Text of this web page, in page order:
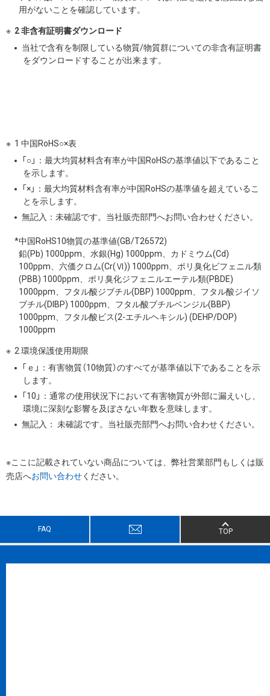
用がないことを確認しています。
2 非含有証明書ダウンロード
当社で含有を制限している物質/物質群についての非含有証明書
をダウンロードすることが出来ます。
1 中国RoHS○×表
「○」：最大均質材料含有率が中国RoHSの基準値以下であること
を示します。
「×」：最大均質材料含有率が中国RoHSの基準値を超えているこ
とを示します。
無記入：未確認です。当社販売部門へお問い合わせください。
*中国RoHS10物質の基準値(GB/T26572)
鉛(Pb) 1000ppm、水銀(Hg) 1000ppm、カドミウム(Cd)
100ppm、六価クロム(Cr(Ⅵ)) 1000ppm、ポリ臭化ビフェニル類
(PBB) 1000ppm、ポリ臭化ジフェニルエーテル類(PBDE)
1000ppm、フタル酸ジブチル(DBP) 1000ppm、フタル酸ジイソ
ブチル(DIBP) 1000ppm、フタル酸ブチルベンジル(BBP)
1000ppm、フタル酸ビス(2-エチルヘキシル) (DEHP/DOP)
1000ppm
2 環境保護使用期限
「ｅ」：有害物質（10物質）のすべてが基準値以下であることを示
します。
「10」：通常の使用状況下において有害物質が外部に漏えいし、
環境に深刻な影響を及ぼさない年数を意味します。
無記入： 未確認です。当社販売部門へお問い合わせください。
※ここに記載されていない商品については、弊社営業部門もしくは販
売店へお問い合わせください。
FAQ TOP